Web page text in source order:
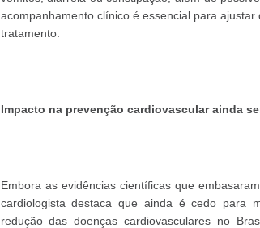
acompanhamento clínico é essencial para
tratamento.
Impacto na prevenção cardiovascular ainda
Embora as evidências científicas que
cardiologista destaca que ainda é cedo para
redução das doenças cardiovasculares no